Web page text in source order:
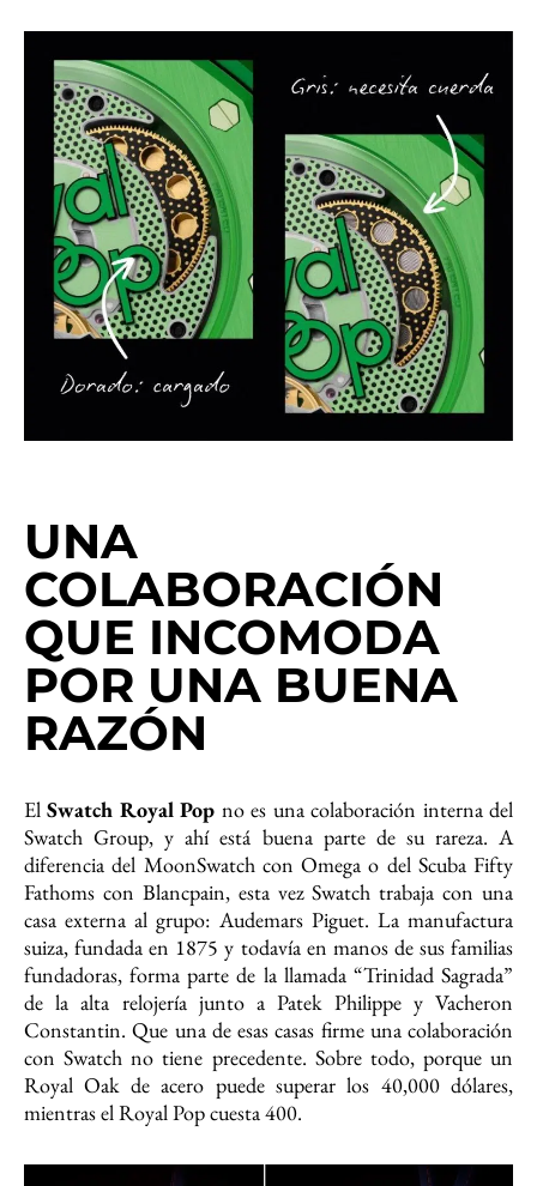
UNA
COLABORACIÓN
QUE INCOMODA
POR UNA BUENA
RAZÓN
ElSwatch Royal Pop no es una colaboración interna del
Swatch Group, y ahí está buena parte de su rareza. A
diferencia del MoonSwatch con Omega o del Scuba Fifty
Fathoms con Blancpain, esta vez Swatch trabaja con una
casa externa al grupo: Audemars Piguet. La manufactura
suiza, fundada en 1875 y todavía en manos de sus familias
fundadoras, forma parte de la llamada “Trinidad Sagrada”
de la alta relojería junto a Patek Philippe y Vacheron
Constantin. Que una de esas casas firme una colaboración
con Swatch no tiene precedente. Sobre todo, porque un
Royal Oak de acero puede superar los 40,000 dólares,
mientras el Royal Pop cuesta 400.